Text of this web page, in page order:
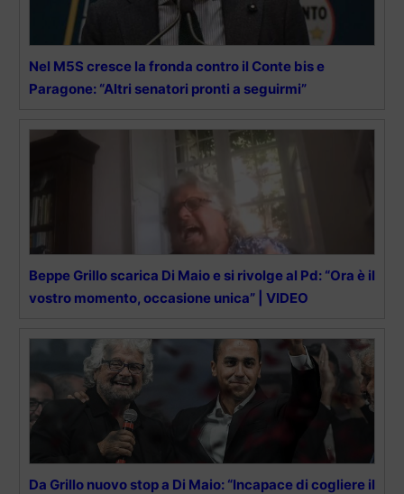
Nel M5S cresce la fronda contro il Conte bis e
Paragone: “Altri senatori pronti a seguirmi”
Beppe Grillo scarica Di Maio e si rivolge al Pd: “Ora è il
vostro momento, occasione unica” | VIDEO
Da Grillo nuovo stop a Di Maio: “Incapace di cogliere il